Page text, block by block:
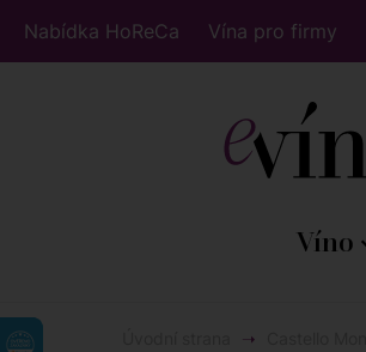
Nabídka HoReCa Vína pro firmy
Víno